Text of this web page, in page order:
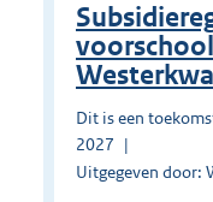
Dit is een
2027
Uitgegeven door: